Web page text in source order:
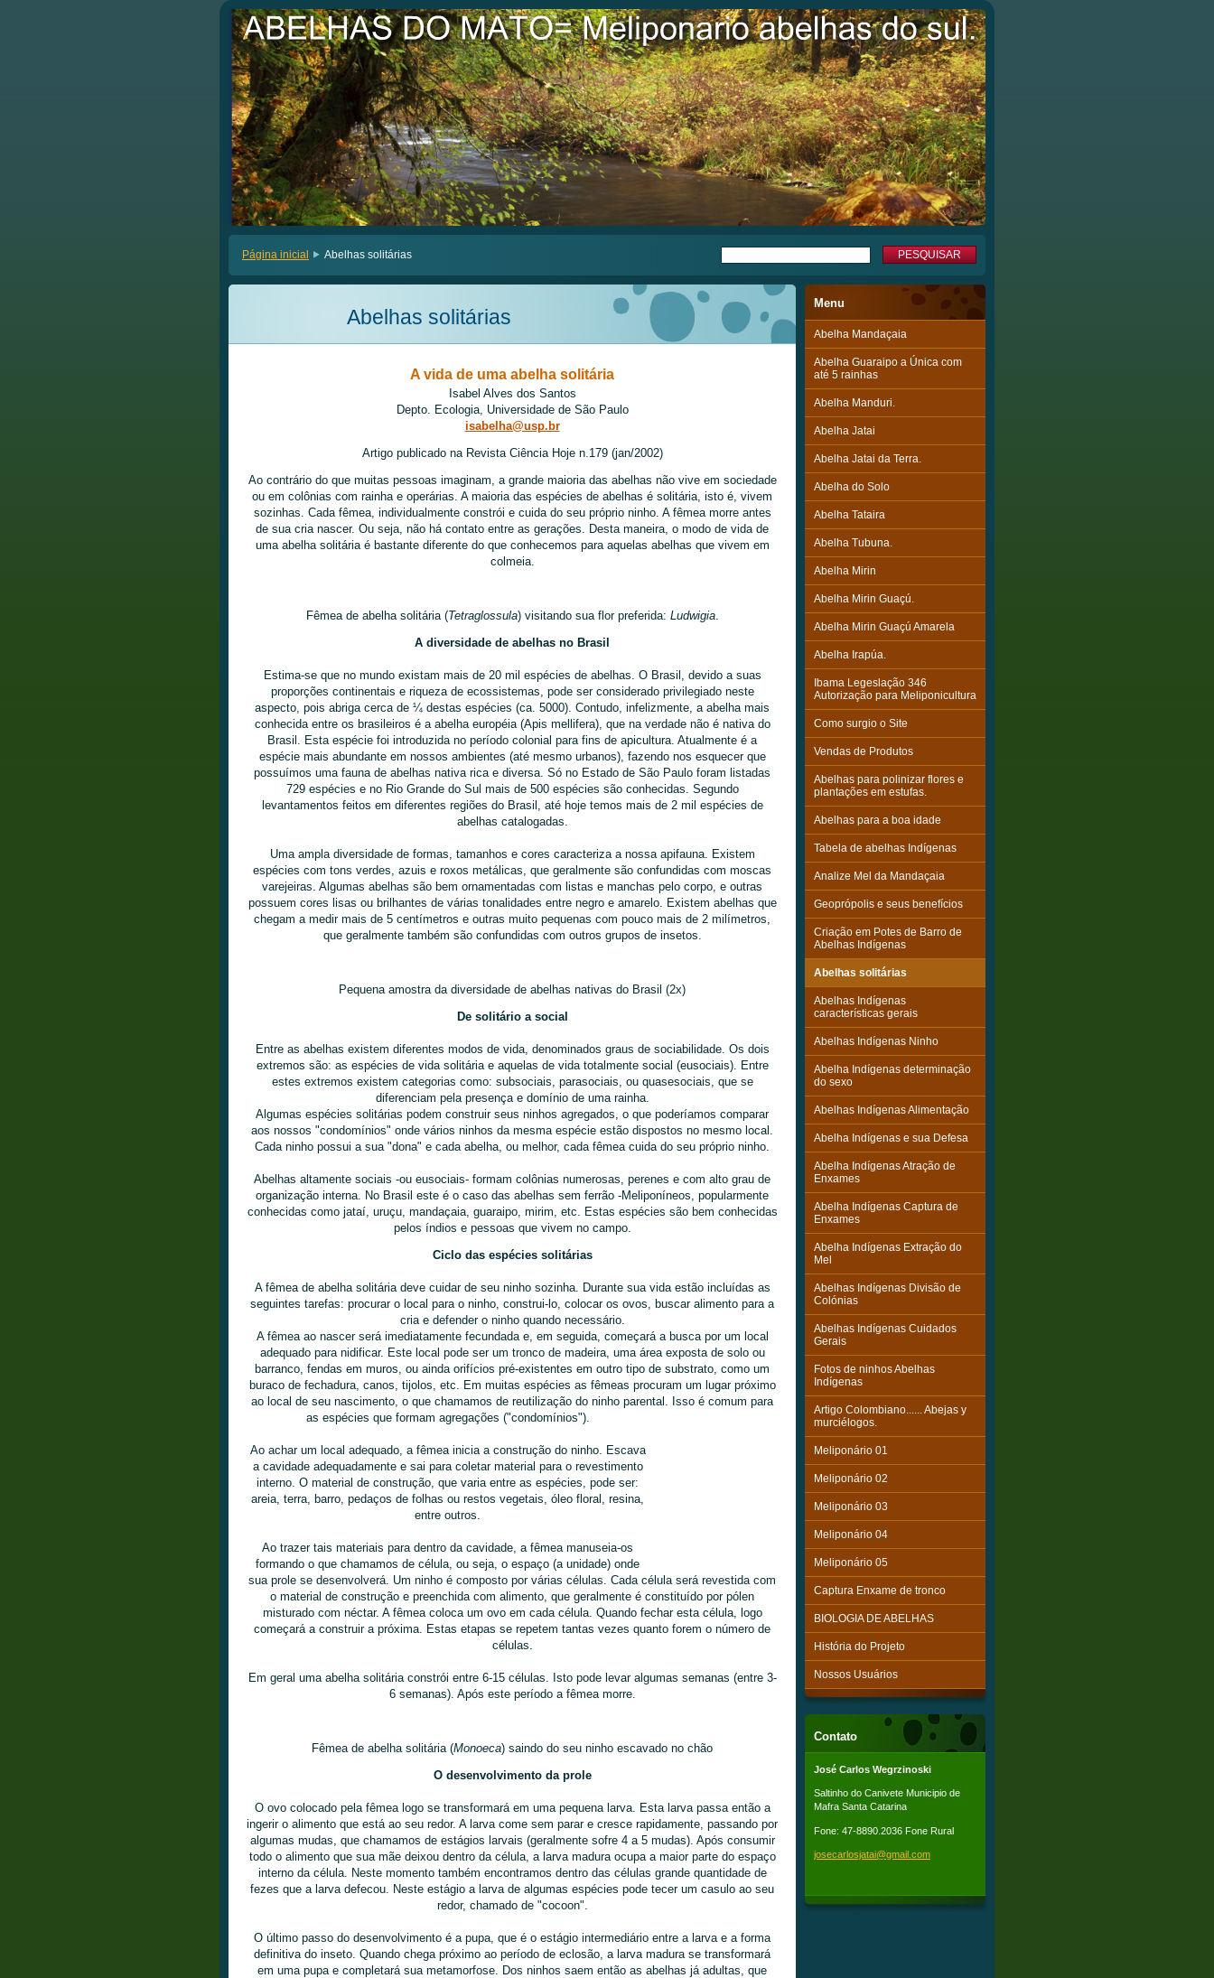
.
.
Página inicial Abelhas solitárias
Abelhas solitárias
A vida de uma abelha solitária
Isabel Alves dos Santos
Depto. Ecologia, Universidade de São Paulo
isabelha@usp.br
Artigo publicado na Revista Ciência Hoje n.179 (jan/2002)
Ao contrário do que muitas pessoas imaginam, a grande maioria das abelhas não vive em sociedade
ou em colônias com rainha e operárias. A maioria das espécies de abelhas é solitária, isto é, vivem
sozinhas. Cada fêmea, individualmente constrói e cuida do seu próprio ninho. A fêmea morre antes
de sua cria nascer. Ou seja, não há contato entre as gerações. Desta maneira, o modo de vida de
uma abelha solitária é bastante diferente do que conhecemos para aquelas abelhas que vivem em
colmeia.
Fêmea de abelha solitária (Tetraglossula) visitando sua flor preferida: Ludwigia.
A diversidade de abelhas no Brasil
Estima-se que no mundo existam mais de 20 mil espécies de abelhas. O Brasil, devido a suas
proporções continentais e riqueza de ecossistemas, pode ser considerado privilegiado neste
aspecto, pois abriga cerca de ¼ destas espécies (ca. 5000). Contudo, infelizmente, a abelha mais
conhecida entre os brasileiros é a abelha européia (Apis mellifera), que na verdade não é nativa do
Brasil. Esta espécie foi introduzida no período colonial para fins de apicultura. Atualmente é a
espécie mais abundante em nossos ambientes (até mesmo urbanos), fazendo nos esquecer que
possuímos uma fauna de abelhas nativa rica e diversa. Só no Estado de São Paulo foram listadas
729 espécies e no Rio Grande do Sul mais de 500 espécies são conhecidas. Segundo
levantamentos feitos em diferentes regiões do Brasil, até hoje temos mais de 2 mil espécies de
abelhas catalogadas.
Uma ampla diversidade de formas, tamanhos e cores caracteriza a nossa apifauna. Existem
espécies com tons verdes, azuis e roxos metálicas, que geralmente são confundidas com moscas
varejeiras. Algumas abelhas são bem ornamentadas com listas e manchas pelo corpo, e outras
possuem cores lisas ou brilhantes de várias tonalidades entre negro e amarelo. Existem abelhas que
chegam a medir mais de 5 centímetros e outras muito pequenas com pouco mais de 2 milímetros,
que geralmente também são confundidas com outros grupos de insetos.
Pequena amostra da diversidade de abelhas nativas do Brasil (2x)
De solitário a social
Entre as abelhas existem diferentes modos de vida, denominados graus de sociabilidade. Os dois
extremos são: as espécies de vida solitária e aquelas de vida totalmente social (eusociais). Entre
estes extremos existem categorias como: subsociais, parasociais, ou quasesociais, que se
diferenciam pela presença e domínio de uma rainha.
Algumas espécies solitárias podem construir seus ninhos agregados, o que poderíamos comparar
aos nossos "condomínios" onde vários ninhos da mesma espécie estão dispostos no mesmo local.
Cada ninho possui a sua "dona" e cada abelha, ou melhor, cada fêmea cuida do seu próprio ninho.
Abelhas altamente sociais -ou eusociais- formam colônias numerosas, perenes e com alto grau de
organização interna. No Brasil este é o caso das abelhas sem ferrão -Meliponíneos, popularmente
conhecidas como jataí, uruçu, mandaçaia, guaraipo, mirim, etc. Estas espécies são bem conhecidas
pelos índios e pessoas que vivem no campo.
Ciclo das espécies solitárias
A fêmea de abelha solitária deve cuidar de seu ninho sozinha. Durante sua vida estão incluídas as
seguintes tarefas: procurar o local para o ninho, construi-lo, colocar os ovos, buscar alimento para a
cria e defender o ninho quando necessário.
A fêmea ao nascer será imediatamente fecundada e, em seguida, começará a busca por um local
adequado para nidificar. Este local pode ser um tronco de madeira, uma área exposta de solo ou
barranco, fendas em muros, ou ainda orifícios pré-existentes em outro tipo de substrato, como um
buraco de fechadura, canos, tijolos, etc. Em muitas espécies as fêmeas procuram um lugar próximo
ao local de seu nascimento, o que chamamos de reutilização do ninho parental. Isso é comum para
as espécies que formam agregações ("condomínios").
Ao achar um local adequado, a fêmea inicia a construção do ninho. Escava
a cavidade adequadamente e sai para coletar material para o revestimento
interno. O material de construção, que varia entre as espécies, pode ser:
areia, terra, barro, pedaços de folhas ou restos vegetais, óleo floral, resina,
entre outros.
Ao trazer tais materiais para dentro da cavidade, a fêmea manuseia-os
formando o que chamamos de célula, ou seja, o espaço (a unidade) onde
sua prole se desenvolverá. Um ninho é composto por várias células. Cada célula será revestida com
o material de construção e preenchida com alimento, que geralmente é constituído por pólen
misturado com néctar. A fêmea coloca um ovo em cada célula. Quando fechar esta célula, logo
começará a construir a próxima. Estas etapas se repetem tantas vezes quanto forem o número de
células.
Em geral uma abelha solitária constrói entre 6-15 células. Isto pode levar algumas semanas (entre 3-
6 semanas). Após este período a fêmea morre.
Fêmea de abelha solitária (Monoeca) saindo do seu ninho escavado no chão
O desenvolvimento da prole
O ovo colocado pela fêmea logo se transformará em uma pequena larva. Esta larva passa então a
ingerir o alimento que está ao seu redor. A larva come sem parar e cresce rapidamente, passando por
algumas mudas, que chamamos de estágios larvais (geralmente sofre 4 a 5 mudas). Após consumir
todo o alimento que sua mãe deixou dentro da célula, a larva madura ocupa a maior parte do espaço
interno da célula. Neste momento também encontramos dentro das células grande quantidade de
fezes que a larva defecou. Neste estágio a larva de algumas espécies pode tecer um casulo ao seu
redor, chamado de "cocoon".
O último passo do desenvolvimento é a pupa, que é o estágio intermediário entre a larva e a forma
definitiva do inseto. Quando chega próximo ao período de eclosão, a larva madura se transformará
em uma pupa e completará sua metamorfose. Dos ninhos saem então as abelhas já adultas, que
Menu
Abelha Mandaçaia
Abelha Guaraipo a Única com
até 5 rainhas
Abelha Manduri.
Abelha Jatai
Abelha Jatai da Terra.
Abelha do Solo
Abelha Tataira
Abelha Tubuna.
Abelha Mirin
Abelha Mirin Guaçú.
Abelha Mirin Guaçú Amarela
Abelha Irapúa.
Ibama Legeslação 346
Autorização para Meliponicultura
Como surgio o Site
Vendas de Produtos
Abelhas para polinizar flores e
plantações em estufas.
Abelhas para a boa idade
Tabela de abelhas Indígenas
Analize Mel da Mandaçaia
Geoprópolis e seus benefícios
Criação em Potes de Barro de
Abelhas Indígenas
Abelhas solitárias
Abelhas Indígenas
características gerais
Abelhas Indígenas Ninho
Abelha Indígenas determinação
do sexo
Abelhas Indígenas Alimentação
Abelha Indígenas e sua Defesa
Abelha Indígenas Atração de
Enxames
Abelha Indígenas Captura de
Enxames
Abelha Indígenas Extração do
Mel
Abelhas Indígenas Divisão de
Colónias
Abelhas Indígenas Cuidados
Gerais
Fotos de ninhos Abelhas
Indígenas
Artigo Colombiano...... Abejas y
murciélogos.
Meliponário 01
Meliponário 02
Meliponário 03
Meliponário 04
Meliponário 05
Captura Enxame de tronco
BIOLOGIA DE ABELHAS
História do Projeto
Nossos Usuários
Contato
José Carlos Wegrzinoski
Saltinho do Canivete Municipio de
Mafra Santa Catarina
Fone: 47-8890.2036 Fone Rural
josecarlosjatai@gmail.com